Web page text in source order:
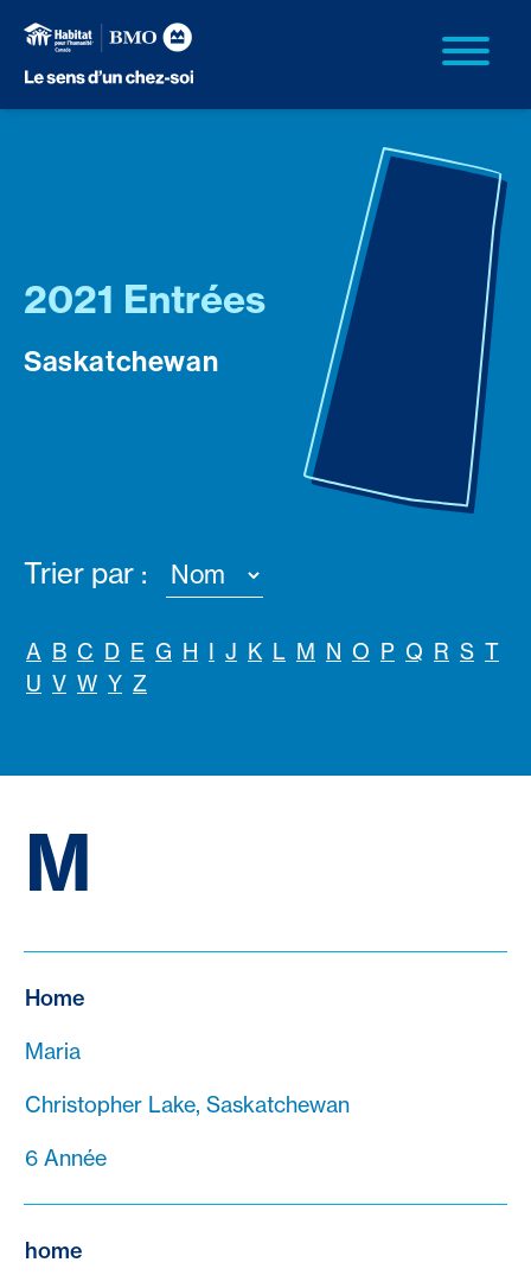
2021 Entrées
Saskatchewan
Trier par :
A B C D E G H I J K L M N O P Q R S T
U V W Y Z
M
Home
Maria
Christopher Lake, Saskatchewan
6 Année
home